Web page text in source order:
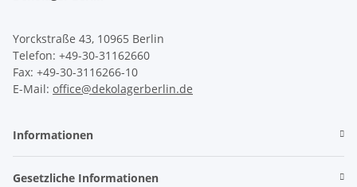
Yorckstraße 43, 10965 Berlin
Telefon: +49-30-31162660
Fax: +49-30-3116266-10
E-Mail: office@dekolagerberlin.de
Informationen
Gesetzliche Informationen